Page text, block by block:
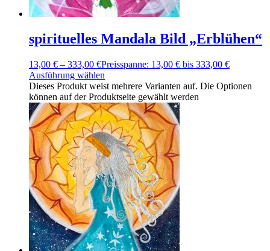
spirituelles Mandala Bild „Erblühen“
13,00 € – 333,00 €Preisspanne: 13,00 € bis 333,00 €
Ausführung wählen
Dieses Produkt weist mehrere Varianten auf. Die Optionen
können auf der Produktseite gewählt werden